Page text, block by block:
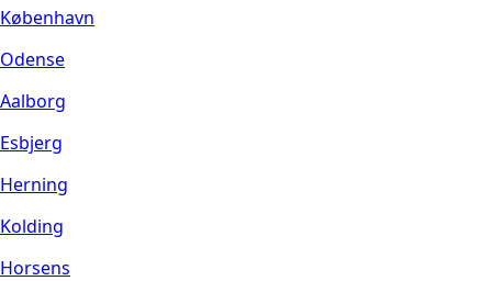
København
Odense
Aalborg
Esbjerg
Herning
Kolding
Horsens